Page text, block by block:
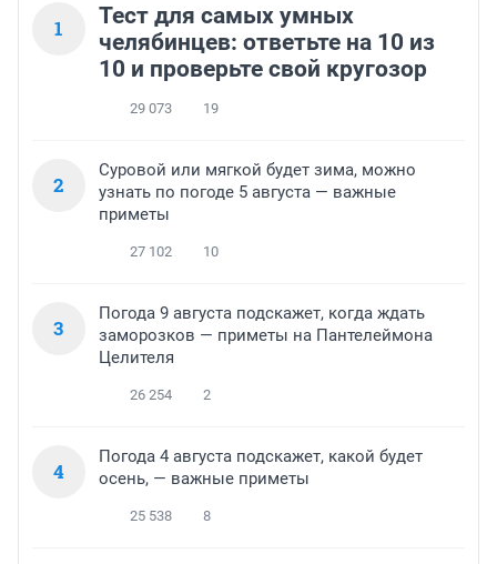
1
Тест для самых умных
челябинцев: ответьте на 10 из
10 и проверьте свой кругозор
29 073 19
2
Суровой или мягкой будет зима, можно
узнать по погоде 5 августа — важные
приметы
27 102 10
3
Погода 9 августа подскажет, когда ждать
заморозков — приметы на Пантелеймона
Целителя
26 254 2
4
Погода 4 августа подскажет, какой будет
осень, — важные приметы
25 538 8